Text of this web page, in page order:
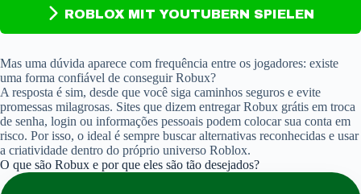
ROBLOX MIT YOUTUBERN SPIELEN
Mas uma dúvida aparece com frequência entre os jogadores: existe
uma forma confiável de conseguir Robux?
A resposta é sim, desde que você siga caminhos seguros e evite
promessas milagrosas. Sites que dizem entregar Robux grátis em troca
de senha, login ou informações pessoais podem colocar sua conta em
risco. Por isso, o ideal é sempre buscar alternativas reconhecidas e usar
a criatividade dentro do próprio universo Roblox.
O que são Robux e por que eles são tão desejados?